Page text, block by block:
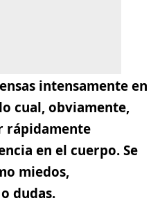
intensamente en
cual, obviamente,
rápidamente
en el cuerpo. Se
miedos,
dudas.